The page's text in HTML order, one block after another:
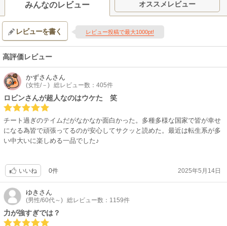
みんなのレビュー オススメレビュー
レビューを書く レビュー投稿で最大1000pt!
高評価レビュー
かずさんさん
(女性/－) 総レビュー数：405件
ロビンさんが超人なのはウケた 笑
チート過ぎのテイムだがなかなか面白かった。多種多様な国家で皆が幸せ
になる為皆で頑張ってるのが安心してサクッと読めた。最近は転生系が多
い中大いに楽しめる一品でした♪
いいね 0件 2025年5月14日
ゆき さん
(男性/60代～) 総レビュー数：1159件
力が強すぎでは？